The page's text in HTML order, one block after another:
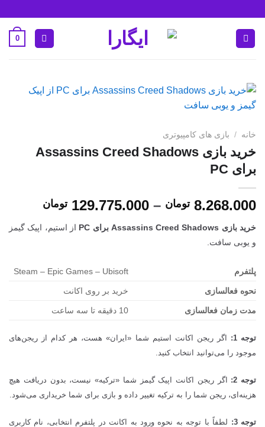
content
0
خانه / بازی های کامپیوتری
خرید بازی Assassins Creed Shadows
برای PC
8.268.000 تومان –
129.775.000 تومان
قیمت:
خرید بازی Assassins Creed Shadows برای PC
از استیم، اپیک گیمز
و یوبی سافت.
پلتفرم Steam – Epic Games – Ubisoft
نحوه فعالسازی خرید بر روی اکانت
مدت زمان فعالسازی 10 دقیقه تا سه ساعت
توجه 1:
اگر ریجن اکانت استیم شما «ایران» هست، هر کدام از ریجن‌های
موجود را می‌توانید انتخاب کنید.
توجه 2:
اگر ریجن اکانت اپیک گیمز شما «ترکیه» نیست، بدون دریافت هیچ
هزینه‌ای، ریجن شما را به ترکیه تغییر داده و بازی برای شما خریداری می‌شود.
توجه 3:
لطفاً با توجه به نحوه ورود به اکانت در پلتفرم انتخابی، نام کاربری